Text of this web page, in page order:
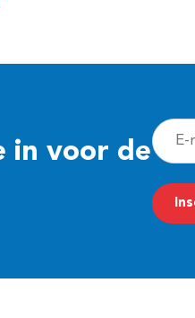
in voor de
E
-
m
a